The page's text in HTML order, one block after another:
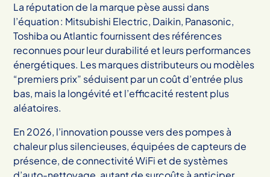
La réputation de la marque pèse aussi dans
l’équation : Mitsubishi Electric, Daikin, Panasonic,
Toshiba ou Atlantic fournissent des références
reconnues pour leur durabilité et leurs performances
énergétiques. Les marques distributeurs ou modèles
“premiers prix” séduisent par un coût d’entrée plus
bas, mais la longévité et l’efficacité restent plus
aléatoires.
En 2026, l’innovation pousse vers des pompes à
chaleur plus silencieuses, équipées de capteurs de
présence, de connectivité WiFi et de systèmes